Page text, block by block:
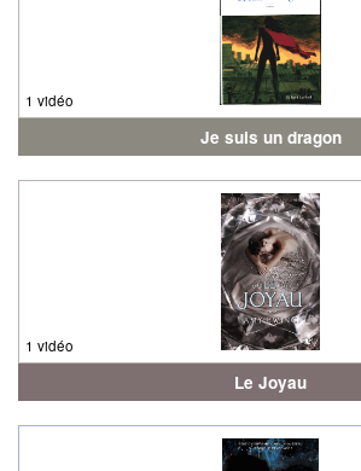
1 vidéo
Je suis un dragon
1 vidéo
Le Joyau